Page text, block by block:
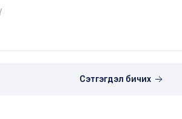
Сэтгэгдэл бичих